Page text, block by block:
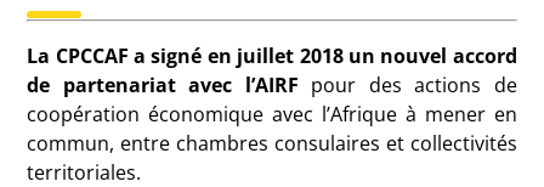
La CPCCAF a signé en juillet 2018 un nouvel accord
de partenariat avec l’AIRF pour des actions de
coopération économique avec l’Afrique à mener en
commun, entre chambres consulaires et collectivités
territoriales.